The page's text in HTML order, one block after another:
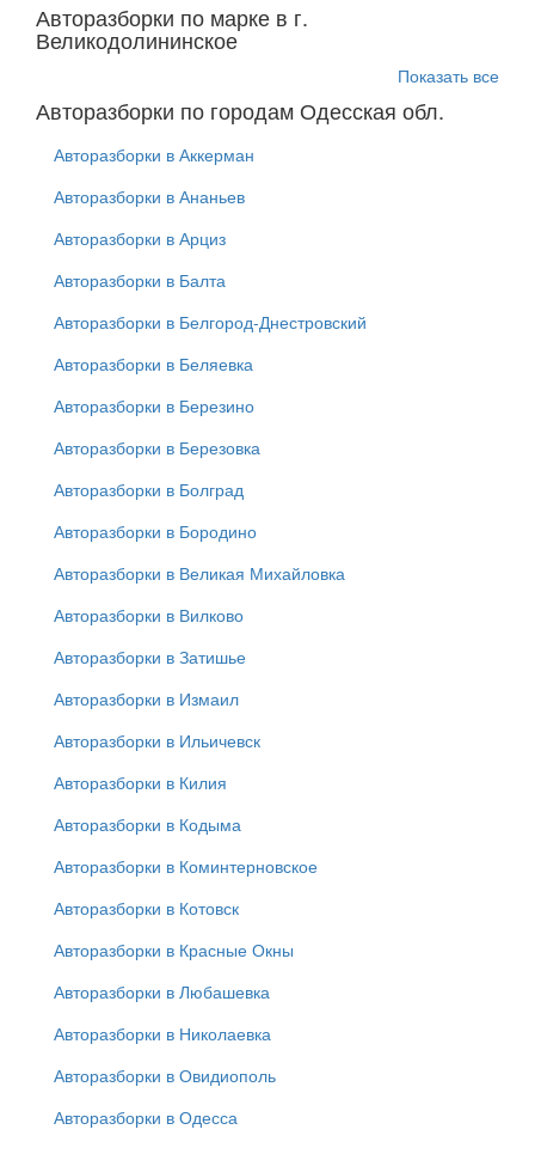
Авторазборки по марке в г.
Великодолининское
Показать все
Авторазборки по городам Одесская обл.
Авторазборки в Аккерман
Авторазборки в Ананьев
Авторазборки в Арциз
Авторазборки в Балта
Авторазборки в Белгород-Днестровский
Авторазборки в Беляевка
Авторазборки в Березино
Авторазборки в Березовка
Авторазборки в Болград
Авторазборки в Бородино
Авторазборки в Великая Михайловка
Авторазборки в Вилково
Авторазборки в Затишье
Авторазборки в Измаил
Авторазборки в Ильичевск
Авторазборки в Килия
Авторазборки в Кодыма
Авторазборки в Коминтерновское
Авторазборки в Котовск
Авторазборки в Красные Окны
Авторазборки в Любашевка
Авторазборки в Николаевка
Авторазборки в Овидиополь
Авторазборки в Одесса